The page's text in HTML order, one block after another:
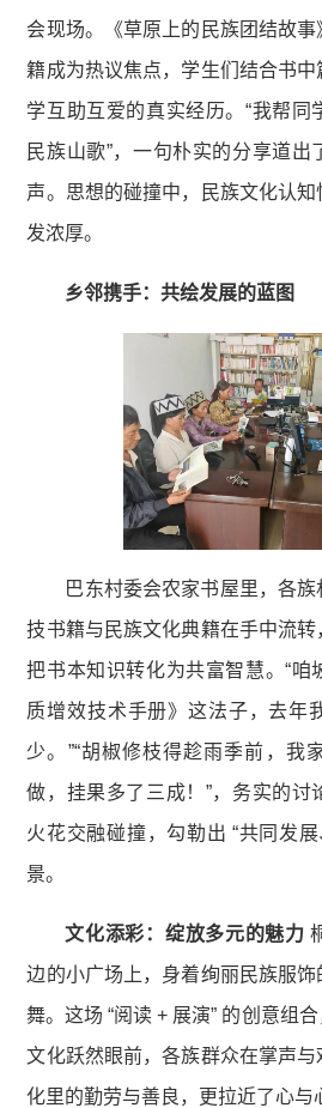
会现场。《草原上的民族团结故
籍成为热议焦点，学生们结合书
学互助互爱的真实经历。“我帮同
民族山歌”，一句朴实的分享道出
声。思想的碰撞中，民族文化认
发浓厚。
乡邻携手：共绘发展的蓝图
巴东村委会农家书屋里，各
技书籍与民族文化典籍在手中流转
把书本知识转化为共富智慧。“咱
质增效技术手册》这法子，去年
少。”“胡椒修枝得趁雨季前，我
做，挂果多了三成！”，务实的讨
火花交融碰撞，勾勒出 “共同发
景。
文化添彩：绽放多元的魅力
边的小广场上，身着绚丽民族服
舞。这场 “阅读 + 展演” 的创意组
文化跃然眼前，各族群众在掌声
化里的勤劳与善良，更拉近了心与